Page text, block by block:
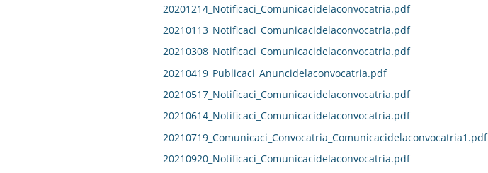
20201214_Notificaci_Comunicacidelaconvocatria.pdf
20210113_Notificaci_Comunicacidelaconvocatria.pdf
20210308_Notificaci_Comunicacidelaconvocatria.pdf
20210419_Publicaci_Anuncidelaconvocatria.pdf
20210517_Notificaci_Comunicacidelaconvocatria.pdf
20210614_Notificaci_Comunicacidelaconvocatria.pdf
20210719_Comunicaci_Convocatria_Comunicacidelaconvocatria1.pdf
20210920_Notificaci_Comunicacidelaconvocatria.pdf